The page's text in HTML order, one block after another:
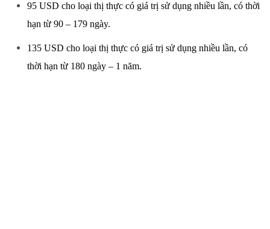
95 USD cho loại thị thực có giá trị sử dụng nhiều lần, có thời
hạn từ 90 – 179 ngày.
135 USD cho loại thị thực có giá trị sử dụng nhiều lần, có
thời hạn từ 180 ngày – 1 năm.